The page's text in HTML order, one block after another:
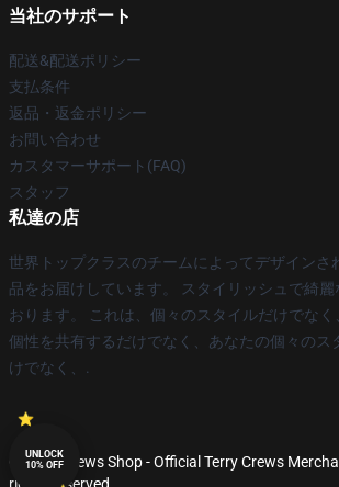
当社のサポート
配送&配送ポリシー
支払条件
返品・返金ポリシー
お問い合わせ
カスタマーサポート(FAQ)
スタッフ
私達の店
世界トップクラスのチームによってデザインさ
品をお届けしています。 スタイリッシュで綺
おります。 これは、個々のスタイルだけでな
個性を共有するだけでなく、あなたの個々のス
けでなく、.
© Terry Crews Shop - Official Terry Crews
UNLOCK
10% OFF